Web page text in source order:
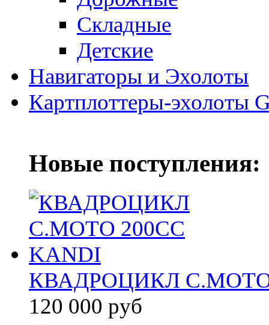
Складные
Детские
Навигаторы и Эхолоты
Картплоттеры-эхолоты
Новые поступления:
КВАДРОЦИКЛ С.МОТО
120 000 руб